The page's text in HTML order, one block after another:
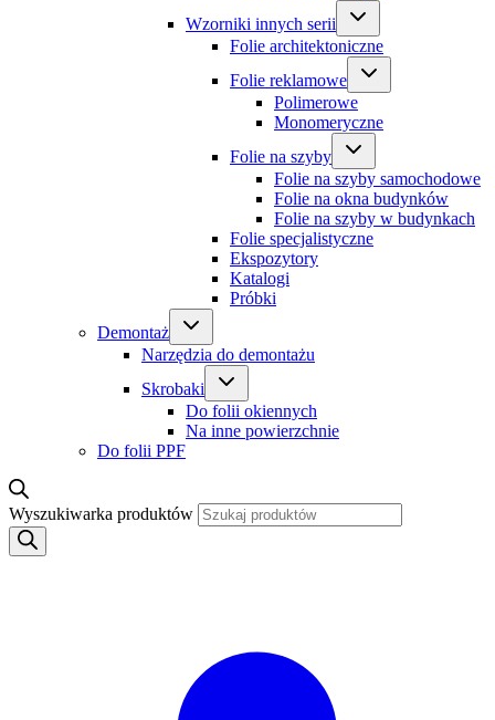
Wzorniki innych serii
Folie architektoniczne
Folie reklamowe
Polimerowe
Monomeryczne
Folie na szyby
Folie na szyby samochodowe
Folie na okna budynków
Folie na szyby w budynkach
Folie specjalistyczne
Ekspozytory
Katalogi
Próbki
Demontaż
Narzędzia do demontażu
Skrobaki
Do folii okiennych
Na inne powierzchnie
Do folii PPF
Wyszukiwarka produktów